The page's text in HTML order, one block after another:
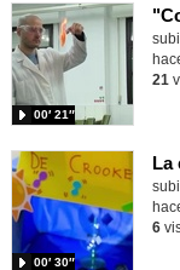
00′ 21″
21
00′ 30″
6